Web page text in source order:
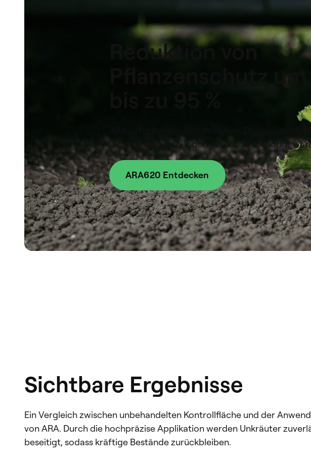
Reduktion von
Pflanzenschutz um
Biostiumlanzien nur dort ein, wo sie benötigt
ARA620 Entdecken
Sichtbare Ergebnisse
Ein Vergleich zwischen unbehandelten Kontrollfläche und der
von ARA. Durch die hochpräzise Applikation werden Unkräuter
beseitigt, sodass kräftige Bestände zurückbleiben.